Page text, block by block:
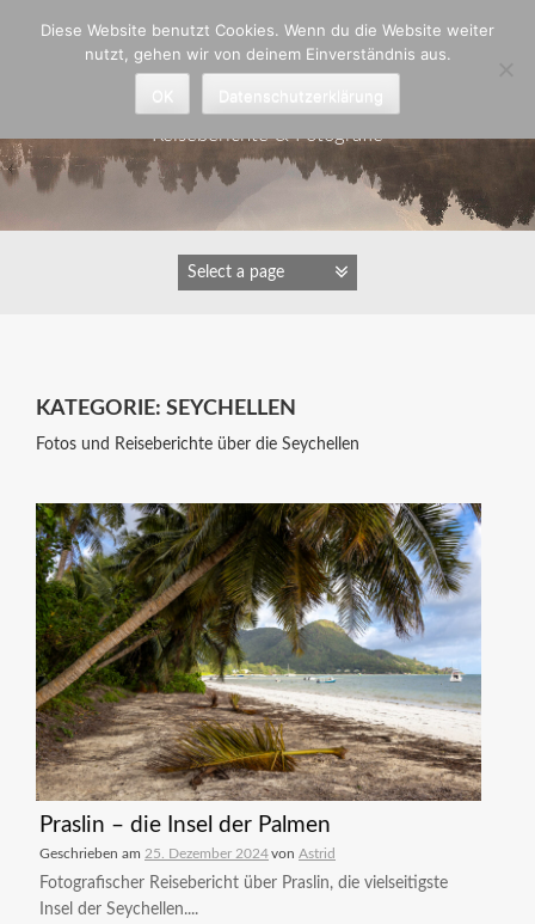
Astrid Padberg
Reiseberichte & Fotografie
KATEGORIE: SEYCHELLEN
Fotos und Reiseberichte über die Seychellen
Praslin – die Insel der Palmen
Geschrieben am 25. Dezember 2024von Astrid
Fotografischer Reisebericht über Praslin, die vielseitigste
Insel der Seychellen....
Diese Website benutzt Cookies. Wenn du die Website weiter
nutzt, gehen wir von deinem Einverständnis aus.